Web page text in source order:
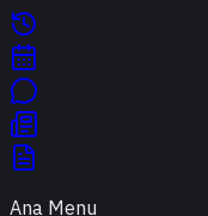
Ana Menu